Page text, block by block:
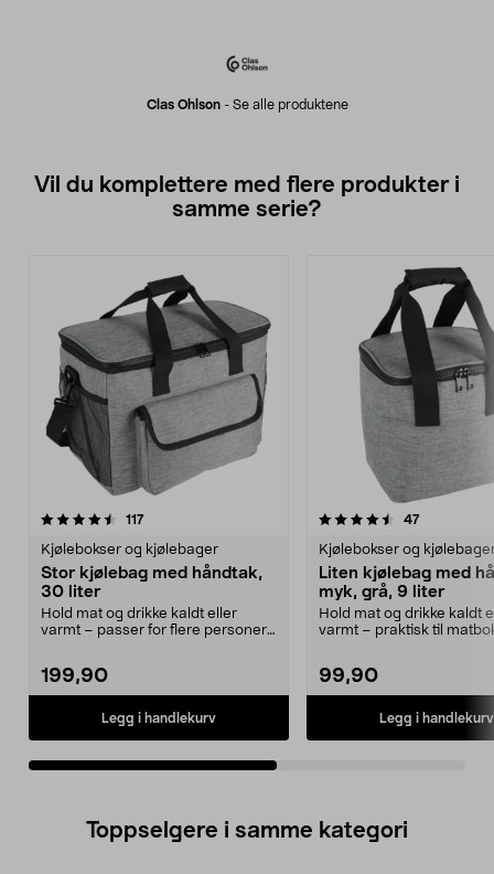
Clas Ohlson- Se alle produktene
Vil du komplettere med flere produkter i
samme serie?
117anmeldelser
Kjølebokser og kjølebager
Stor kjølebag med håndtak,
30 liter
Hold mat og drikke kaldt eller
varmt – passer for flere personer.
199,90
Legg i handlekurv
4.5av 5 stjerner 47
Kjølebokser og
Liten kjølebag med
myk, grå, 9 liter
Hold mat og drikke kaldt
varmt – praktisk til
99,90
Legg i handlekurv
4.5av 5 stjerner
Toppselgere i samme kategori